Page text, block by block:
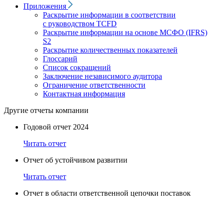
Приложения
Раскрытие информации в соответствии
с руководством TCFD
Раскрытие информации на основе МСФО (IFRS)
S2
Раскрытие количественных показателей
Глоссарий
Список сокращений
Заключение независимого аудитора
Ограничение ответственности
Контактная информация
Другие отчеты компании
Годовой отчет 2024
Читать отчет
Отчет об устойчивом развитии
Читать отчет
Отчет в области ответственной цепочки поставок